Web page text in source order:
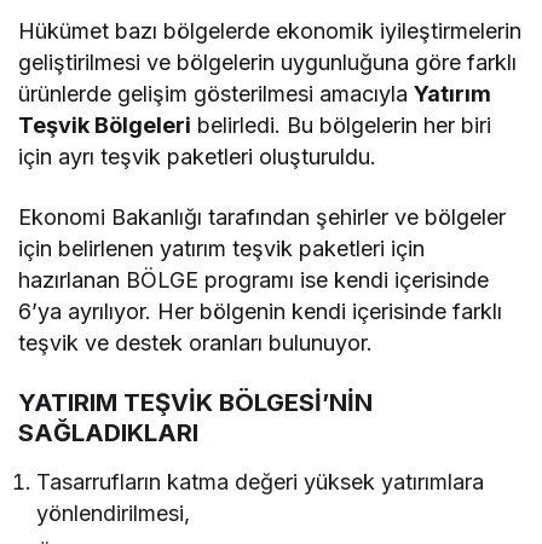
Hükümet bazı bölgelerde ekonomik iyileştirmelerin
geliştirilmesi ve bölgelerin uygunluğuna göre farklı
ürünlerde gelişim gösterilmesi amacıylaYatırım
Teşvik Bölgeleri belirledi. Bu bölgelerin her biri
için ayrı teşvik paketleri oluşturuldu.
Ekonomi Bakanlığı tarafından şehirler ve bölgeler
için belirlenen yatırım teşvik paketleri için
hazırlanan BÖLGE programı ise kendi içerisinde
6’ya ayrılıyor. Her bölgenin kendi içerisinde farklı
teşvik ve destek oranları bulunuyor.
YATIRIM TEŞVİK BÖLGESİ’NİN
SAĞLADIKLARI
Tasarrufların katma değeri yüksek yatırımlara
yönlendirilmesi,